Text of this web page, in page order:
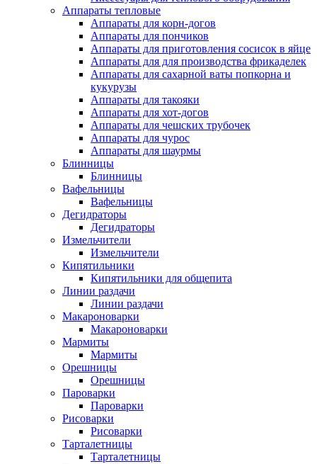
Аппараты тепловые
Аппараты для корн-догов
Аппараты для пончиков
Аппараты для приготовления сосисок в яйце
Аппараты для для производства фрикаделек
Аппараты для сахарной ваты попкорна и
кукурузы
Аппараты для такояки
Аппараты для хот-догов
Аппараты для чешских трубочек
Аппараты для чурос
Аппараты для шаурмы
Блинницы
Блинницы
Вафельницы
Вафельницы
Дегидраторы
Дегидраторы
Измельчители
Измельчители
Кипятильники
Кипятильники для общепита
Линии раздачи
Линии раздачи
Макароноварки
Макароноварки
Мармиты
Мармиты
Орешницы
Орешницы
Пароварки
Пароварки
Рисоварки
Рисоварки
Тарталетницы
Тарталетницы